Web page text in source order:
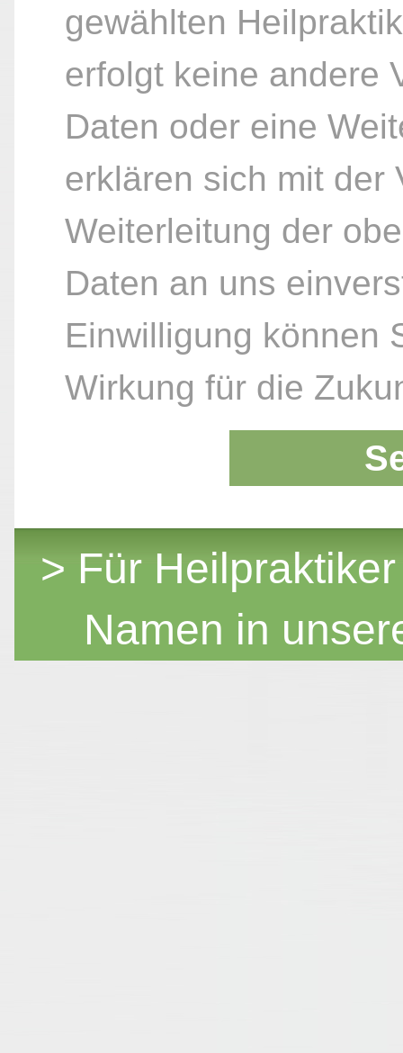
gewählten
erfolgt keine andere
Daten oder eine
erklären sich mit der
Weiterleitung der
Daten an uns
Einwilligung können
Wirkung für die
> Für
Namen in